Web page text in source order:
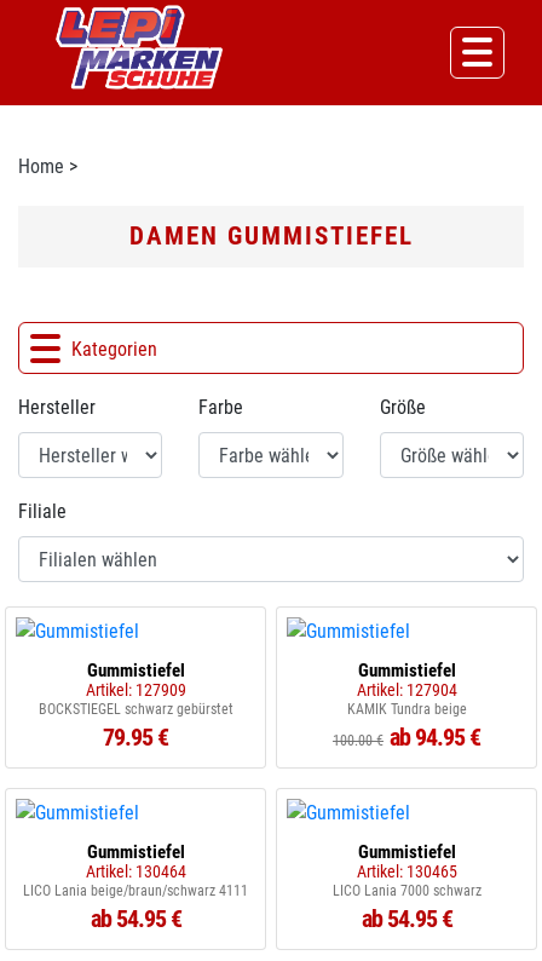
Home >
DAMEN GUMMISTIEFEL
Kategorien
Hersteller Farbe Größe
Filiale
Gummistiefel
Artikel: 127909
BOCKSTIEGEL schwarz gebürstet
79.95 €
Gummistiefel
Artikel: 127904
KAMIK Tundra beige
100.00 € ab 94.95 €
Gummistiefel
Artikel: 130464
LICO Lania beige/braun/schwarz 4111
ab 54.95 €
Gummistiefel
Artikel: 130465
LICO Lania 7000 schwarz
ab 54.95 €